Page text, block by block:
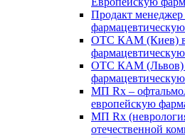
Продакт
ОТС КАМ (Киев) в
ОТС КАМ (Львов)
МП Rx –
европейскую
МП Rx
отечественной